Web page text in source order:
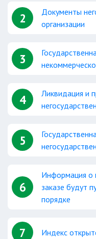
2
Документы
организации
3
4
Ликвидация и
5
6
Информация о
заказе будут
порядке
7 Индекс